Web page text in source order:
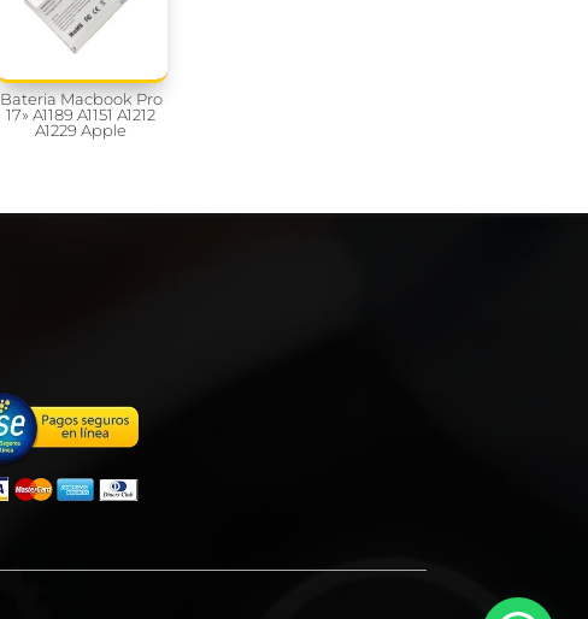
Bateria Macbook Pro
17» A1189 A1151 A1212
A1229 Apple